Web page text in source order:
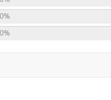
서인지 책을 다 읽고 나
진다.
세기를 사이에 두고
속에 몰아친다. 독자
겹으로 풍성해 즐거운 독
0%
0%